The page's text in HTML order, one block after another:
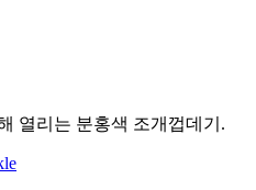
열리는 분홍색 조개껍데기.